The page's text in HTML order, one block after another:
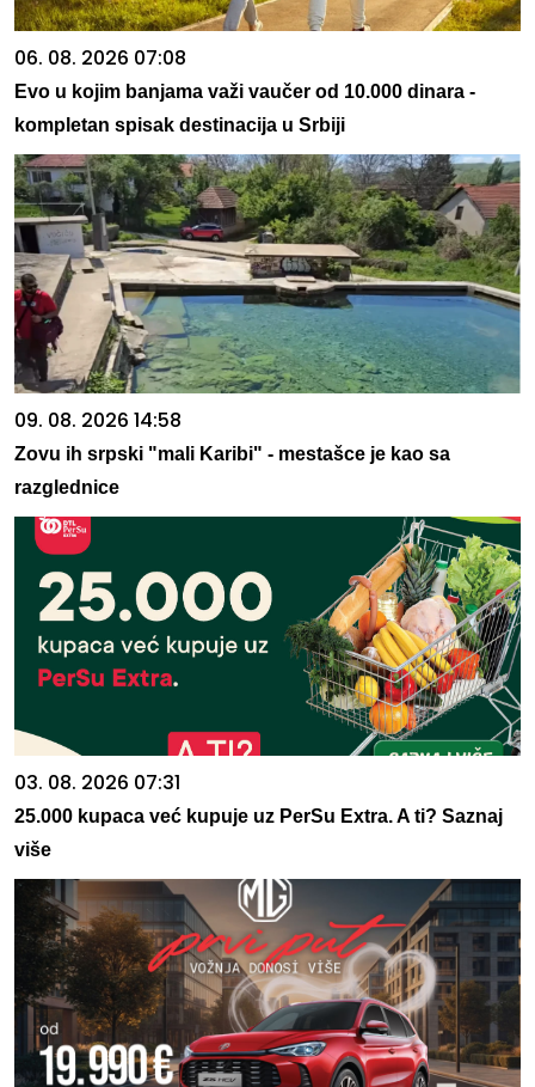
06. 08. 2026 07:08
Evo u kojim banjama važi vaučer od 10.000 dinara -
kompletan spisak destinacija u Srbiji
09. 08. 2026 14:58
Zovu ih srpski "mali Karibi" - mestašce je kao sa
razglednice
03. 08. 2026 07:31
25.000 kupaca već kupuje uz PerSu Extra. A ti? Saznaj
više